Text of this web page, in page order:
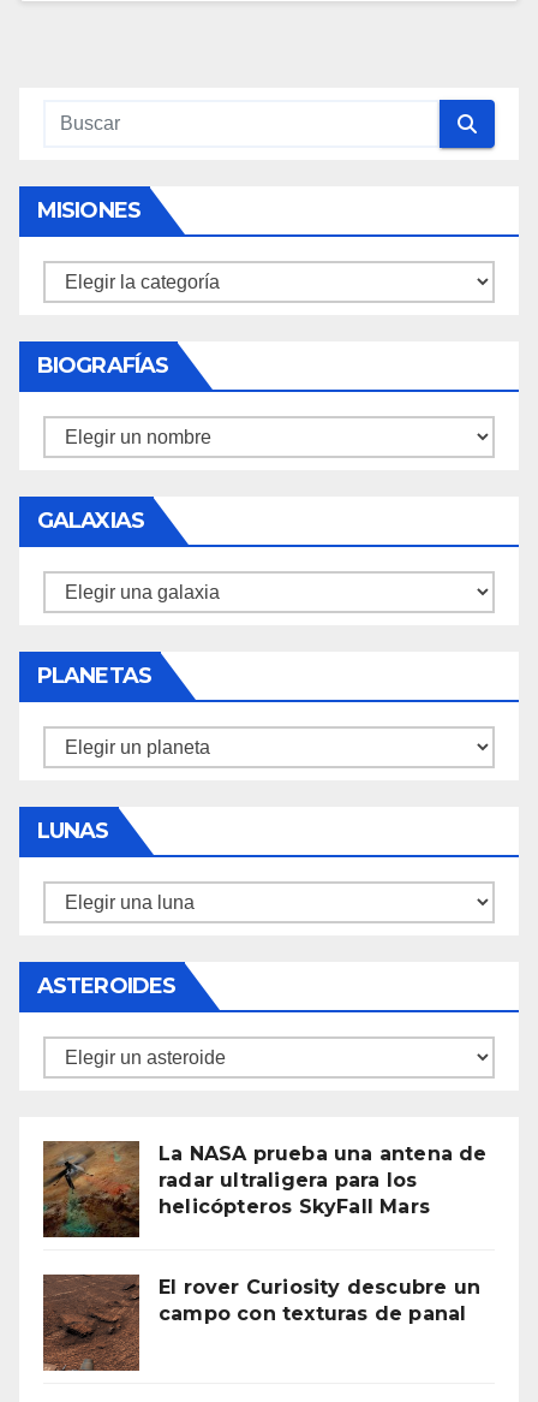
MISIONES
Misiones
BIOGRAFÍAS
Biografías
GALAXIAS
Galaxias
PLANETAS
Planetas
LUNAS
Lunas
ASTEROIDES
Asteroides
La NASA prueba una antena de
radar ultraligera para los
helicópteros SkyFall Mars
El rover Curiosity descubre un
campo con texturas de panal